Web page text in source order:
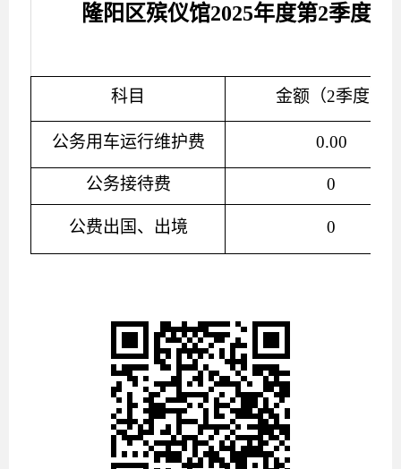
隆阳区殡仪馆2025年度第2季度“
科目 金额（2季度）
公务用车运行维护费 0.00
公务接待费 0
公费出国、出境 0